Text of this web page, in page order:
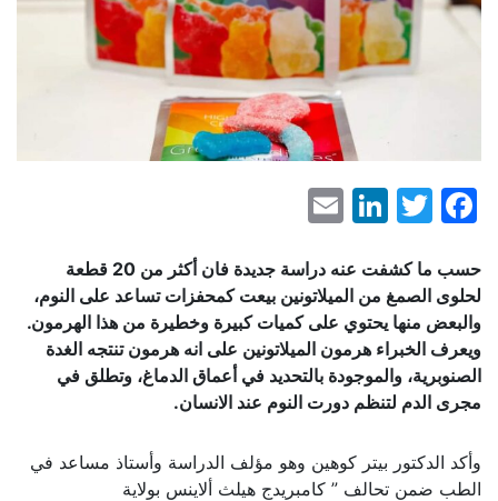
Facebook
Twitter
LinkedIn
حسب ما كشفت عنه دراسة جديدة فان أكثر من 20 قطعة
لحلوى الصمغ من الميلاتونين بيعت كمحفزات تساعد على النوم،
والبعض منها يحتوي على كميات كبيرة وخطيرة من هذا الهرمون.
ويعرف الخبراء هرمون الميلاتونين على انه هرمون تنتجه الغدة
الصنوبرية، والموجودة بالتحديد في أعماق الدماغ، وتطلق في
مجرى الدم لتنظم دورت النوم عند الانسان.
وأكد الدكتور بيتر كوهين وهو مؤلف الدراسة وأستاذ مساعد في
الطب ضمن تحالف ” كامبريدج هيلث ألاينس بولاية